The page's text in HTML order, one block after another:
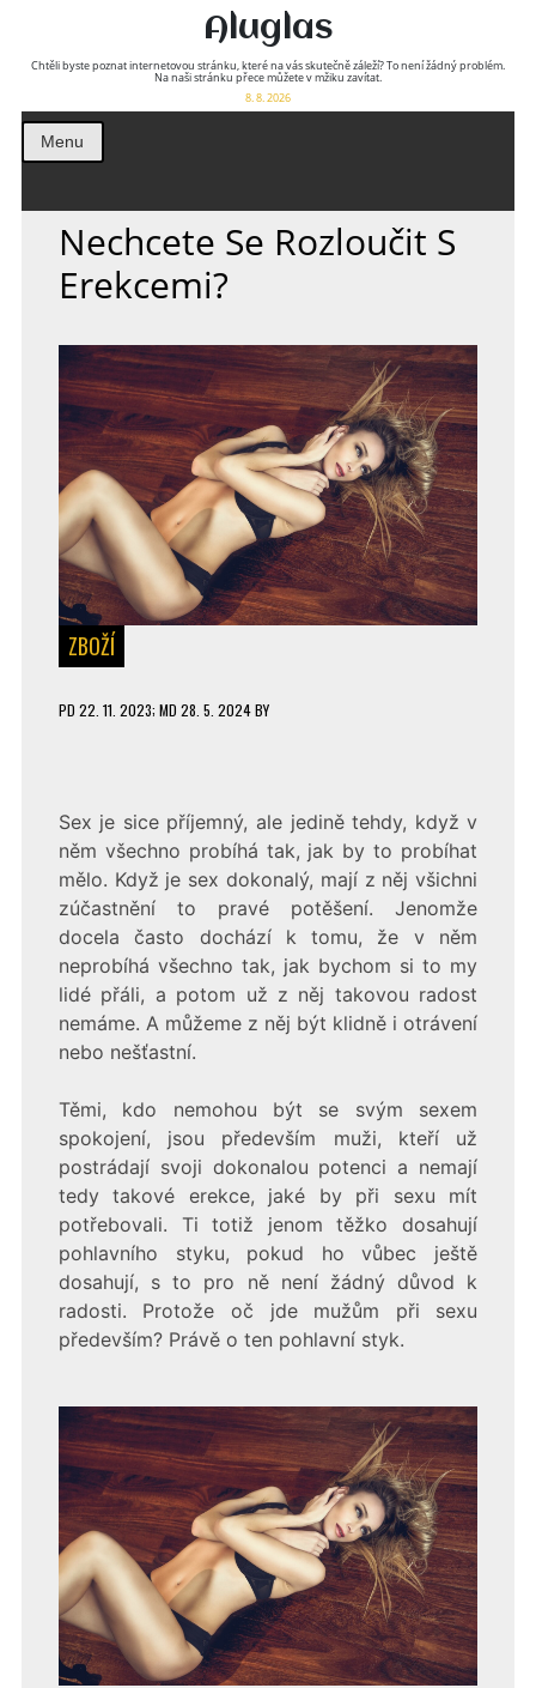
Aluglas
Chtěli byste poznat internetovou stránku, které na vás skutečně záleží? To není žádný problém.
Na naši stránku přece můžete v mžiku zavítat.
8. 8. 2026
Menu
Nechcete Se Rozloučit S
Erekcemi?
ZBOŽÍ
PD 22. 11. 2023; MD 28. 5. 2024BY
Sex je sice příjemný, ale jedině tehdy, když v
něm všechno probíhá tak, jak by to probíhat
mělo. Když je sex dokonalý, mají z něj všichni
zúčastnění to pravé potěšení. Jenomže
docela často dochází k tomu, že v něm
neprobíhá všechno tak, jak bychom si to my
lidé přáli, a potom už z něj takovou radost
nemáme. A můžeme z něj být klidně i otrávení
nebo nešťastní.
Těmi, kdo nemohou být se svým sexem
spokojení, jsou především muži, kteří už
postrádají svoji dokonalou potenci a nemají
tedy takové erekce, jaké by při sexu mít
potřebovali. Ti totiž jenom těžko dosahují
pohlavního styku, pokud ho vůbec ještě
dosahují, s to pro ně není žádný důvod k
radosti. Protože oč jde mužům při sexu
především? Právě o ten pohlavní styk.